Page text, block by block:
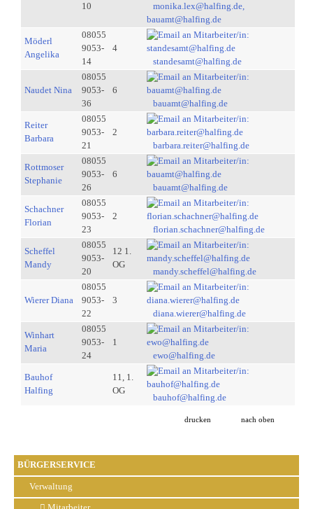
BÜRGERSERVICE
Verwaltung
10
monika.lex@halfing.de,
bauamt@halfing.de
Möderl
Angelika
08055
9053-
14
4
standesamt@halfing.de
Naudet Nina
08055
9053-
36
6
bauamt@halfing.de
Reiter
Barbara
08055
9053-
21
2
barbara.reiter@halfing.de
Rottmoser
Stephanie
08055
9053-
26
6
bauamt@halfing.de
Schachner
Florian
08055
9053-
23
2
florian.schachner@halfing.de
Scheffel
Mandy
08055
9053-
20
12 1.
OG
mandy.scheffel@halfing.de
Wierer Diana
08055
9053-
22
3
diana.wierer@halfing.de
Winhart
Maria
08055
9053-
24
1
ewo@halfing.de
Bauhof
Halfing
11, 1.
OG
bauhof@halfing.de
drucken nach oben